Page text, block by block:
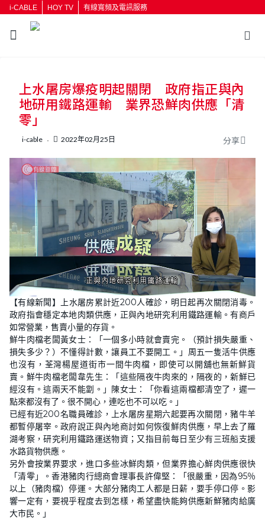
i-CABLE HOY TV 有線寬頻及電訊服務
按輸入鍵開始搜尋
上水屠房爆疫明起關閉 政府指正與內
地研用鐵路運輸 業界恐鮮肉供應「清
零」
i-cable 2022年02月25日 分享
U
m
u
t
e
L
o
a
d
e
d
:
5
.
2
6
%
【有線新聞】上水屠房累計近200人確診，明日起再次關閉消毒。
政府指會穩定本地肉類供應，正與內地研究利用鐵路運輸。有商戶
如常營業，售賣小量的存貨。
鮮牛肉檔老闆黃女士：「一個多小時就會賣完。（預計損失嚴重、
損失多少？）不懂得計數，讓員工不要開工。」周五一隻活牛供應
也沒有，荃灣楊屋道街市一間牛肉檔，即使可以開舖也無新鮮貨
賣。鮮牛肉檔老闆韋先生：「這些隔夜牛肉來的，隔夜的，新鮮已
經沒有。這兩天不能劏。」陳女士：「你看這兩檔都清空了，遲一
點來都沒有了。很不開心，連吃也不可以吃。」
已經有近200名職員確診，上水屠房星期六起要再次關閉，豬牛羊
都暫停屠宰。政府說正與內地商討如何恢復鮮肉供應，早上去了羅
湖考察，研究利用鐵路運送物資；又指目前每日至少有三班船支援
水路貨物供應。
另外會按業界要求，進口多些冰鮮肉類，但業界擔心鮮肉供應很快
「清零」。香港豬肉行總商會理事長許偉堅：「很嚴重，因為95％
以上（豬肉檔）停運。大部分豬肉工人都是日薪，要手停口停。影
響一定有，要視乎程度去到怎樣，希望盡快能夠供應新鮮豬肉給廣
大市民。」